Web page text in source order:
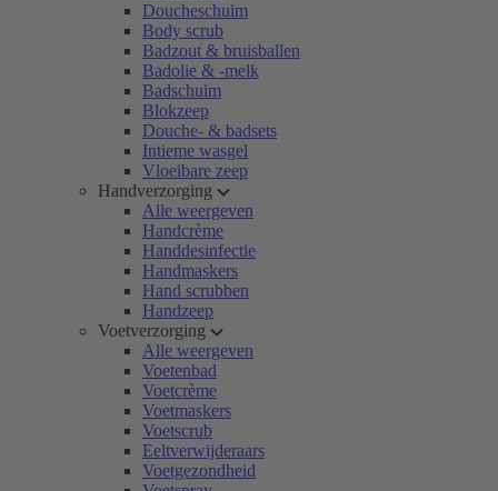
Doucheschuim
Body scrub
Badzout & bruisballen
Badolie & -melk
Badschuim
Blokzeep
Douche- & badsets
Intieme wasgel
Vloeibare zeep
Handverzorging
Alle weergeven
Handcrème
Handdesinfectie
Handmaskers
Hand scrubben
Handzeep
Voetverzorging
Alle weergeven
Voetenbad
Voetcrème
Voetmaskers
Voetscrub
Eeltverwijderaars
Voetgezondheid